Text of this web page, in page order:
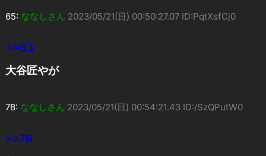
65: ななしさん 2023/05/21(日) 00:50:27.07 ID:PqtXsfCj0
>>63
大谷匠やが
78: ななしさん 2023/05/21(日) 00:54:21.43 ID:/SzQPutW0
>>76